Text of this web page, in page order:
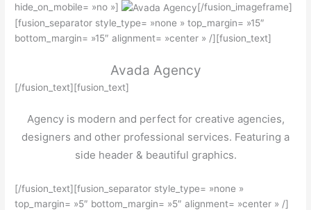
hide_on_mobile= »no »]
[/fusion_imageframe]
[fusion_separator style_type= »none » top_margin= »15″
bottom_margin= »15″ alignment= »center » /][fusion_text]
Avada Agency
[/fusion_text][fusion_text]
Agency is modern and perfect for creative agencies,
designers and other professional services. Featuring a
side header & beautiful graphics.
[/fusion_text][fusion_separator style_type= »none »
top_margin= »5″ bottom_margin= »5″ alignment= »center » /]